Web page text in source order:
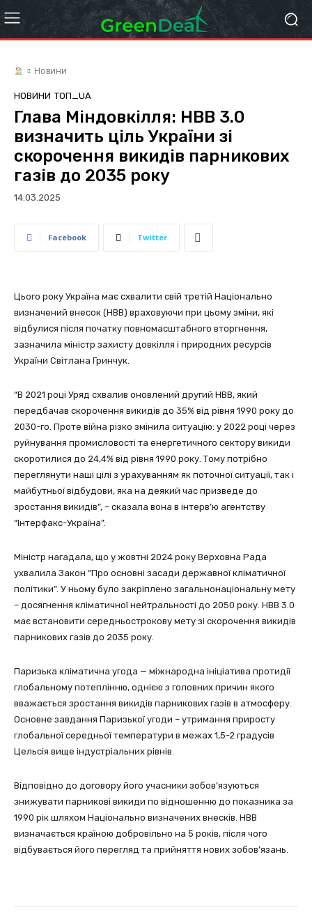
Новини
НОВИНИ ТОП_UA
Глава Міндовкілля: НВВ 3.0
визначить ціль України зі
скорочення викидів парникових
газів до 2035 року
14.03.2025
Facebook Twitter
Цього року Україна має схвалити свій третій Національно
визначений внесок (НВВ) враховуючи при цьому зміни, які
відбулися після початку повномасштабного вторгнення,
зазначила міністр захисту довкілля і природних ресурсів
України Світлана Гринчук.
“В 2021 році Уряд схвалив оновлений другий НВВ, який
передбачав скорочення викидів до 35% від рівня 1990 року до
2030-го. Проте війна різко змінила ситуацію: у 2022 році через
руйнування промисловості та енергетичного сектору викиди
скоротилися до 24,4% від рівня 1990 року. Тому потрібно
переглянути наші цілі з урахуванням як поточної ситуації, так і
майбутньої відбудови, яка на деякий час призведе до
зростання викидів”, – сказала вона в інтерв’ю агентству
“Інтерфакс-Україна”.
Міністр нагадала, що у жовтні 2024 року Верховна Рада
ухвалила Закон “Про основні засади державної кліматичної
політики”. У ньому було закріплено загальнонаціональну мету
– досягнення кліматичної нейтральності до 2050 року. НВВ 3.0
має встановити середньострокову мету зі скорочення викидів
парникових газів до 2035 року.
Паризька кліматична угода — міжнародна ініціатива протидії
глобальному потеплінню, однією з головних причин якого
вважається зростання викидів парникових газів в атмосферу.
Основне завдання Паризької угоди – утримання приросту
глобальної середньої температури в межах 1,5-2 градусів
Цельсія вище індустріальних рівнів.
Відповідно до договору його учасники зобов’язуються
знижувати парникові викиди по відношенню до показника за
1990 рік шляхом Національно визначених внесків. НВВ
визначається країною добровільно на 5 років, після чого
відбувається його перегляд та прийняття нових зобов’язань.